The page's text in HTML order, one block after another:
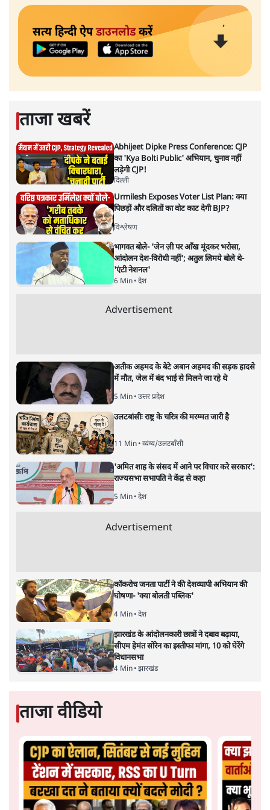
सत्य हिन्दी ऐपडाउनलोडकरें
ताजा खबरें
Abhijeet Dipke Press Conference: CJP
का 'Kya Bolti Public' अभियान, चुनाव नहीं
लड़ेगी CJP!
दिल्ली
Urmilesh Exposes Voter List Plan: क्या
पिछड़ों और दलितों का वोट काट देगी BJP?
विश्लेषण
भागवत बोले- 'जेन ज़ी पर आँख मूंदकर भरोसा,
आंदोलन देश-विरोधी नहीं'; अतुल लिमये बोले थे-
'एंटी नेशनल'
6 Min• देश
Advertisement
अतीक अहमद के बेटे अबान अहमद की सड़क हादसे
में मौत, जेल में बंद भाई से मिलने जा रहे थे
5 Min• उत्तर प्रदेश
उलटबांसीः राष्ट्र के चरित्र की मरम्मत जारी है
11 Min• व्यंग्य/उलटबाँसी
'अमित शाह के संसद में आने पर विचार करे सरकार':
राज्यसभा सभापति ने केंद्र से कहा
5 Min• देश
Advertisement
कॉकरोच जनता पार्टी ने की देशव्यापी अभियान की
घोषणा- 'क्या बोलती पब्लिक'
4 Min• देश
झारखंड के आंदोलनकारी छात्रों ने दबाव बढ़ाया,
सीएम हेमंत सोरेन का इस्तीफा मांगा, 10 को घेरेंगे
विधानसभा
4 Min• झारखंड
ताजा वीडियो